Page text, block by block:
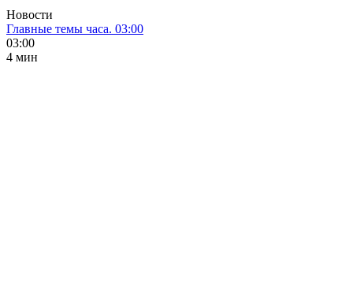
Новости
Главные темы часа. 03:00
03:00
4 мин